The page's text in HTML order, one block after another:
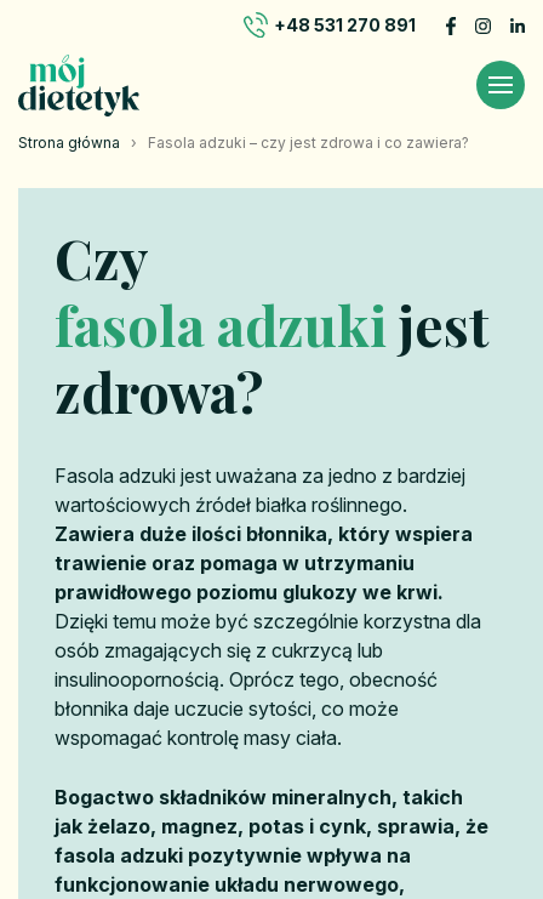
+48 531 270 891
Strona główna › Fasola adzuki – czy jest zdrowa i co zawiera?
Czy
fasola adzuki jest
zdrowa?
Fasola adzuki jest uważana za jedno z bardziej
wartościowych źródeł białka roślinnego.
Zawiera duże ilości błonnika, który wspiera
trawienie oraz pomaga w utrzymaniu
prawidłowego poziomu glukozy we krwi.
Dzięki temu może być szczególnie korzystna dla
osób zmagających się z cukrzycą lub
insulinoopornością. Oprócz tego, obecność
błonnika daje uczucie sytości, co może
wspomagać kontrolę masy ciała.
Bogactwo składników mineralnych, takich
jak żelazo, magnez, potas i cynk, sprawia, że
fasola adzuki pozytywnie wpływa na
funkcjonowanie układu nerwowego,